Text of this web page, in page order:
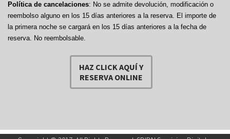
Política de cancelaciones: No se admite devolución, modificación o
reembolso alguno en los 15 días anteriores a la reserva. El importe de
la primera noche se cargará en los 15 días anteriores a la fecha de
reserva. No reembolsable.
HAZ CLICK AQUÍ Y
RESERVA ONLINE